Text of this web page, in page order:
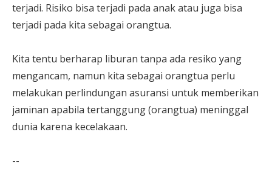
terjadi. Risiko bisa terjadi pada anak atau juga bisa
terjadi pada kita sebagai orangtua.
Kita tentu berharap liburan tanpa ada resiko yang
mengancam, namun kita sebagai orangtua perlu
melakukan perlindungan asuransi untuk memberikan
jaminan apabila tertanggung (orangtua) meninggal
dunia karena kecelakaan.
--